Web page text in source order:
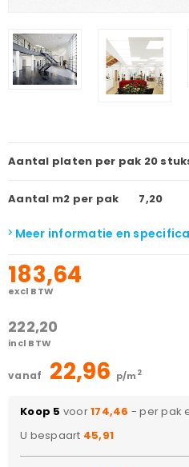
Aantal platen per pak 20
Aantal m2 per pak 7,20
Meer informatie en
183,64
excl BTW
222,20
incl BTW
vanaf 22,96 p/m 2
Koop 5 voor174,46 - per pak
U bespaart 45,91